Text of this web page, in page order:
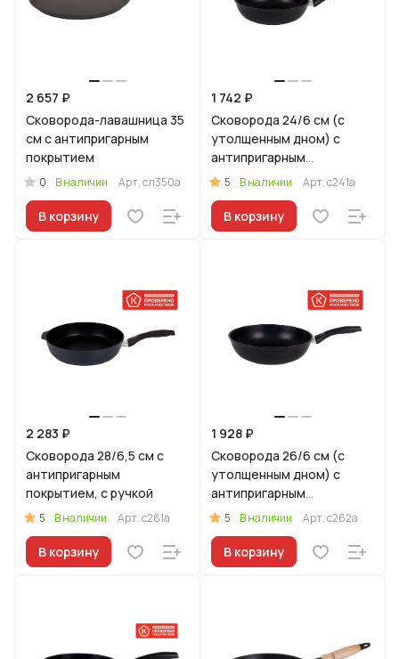
2 657 ₽
Сковорода-лавашница 35
см с антипригарным
покрытием
0 В наличии Арт.сл350а
В корзину
1 742 ₽
Сковорода 24/6 см (с
утолщенным дном) с
антипригарным
покрытием, с ручкой
5 В наличии Арт.с241а
В корзину
2 283 ₽
Сковорода 28/6,5 см с
антипригарным
покрытием, с ручкой
5 В наличии Арт.с281а
В корзину
1 928 ₽
Сковорода 26/6 см (с
утолщенным дном) с
антипригарным
покрытием, с ручкой
5 В наличии Арт.с262а
В корзину